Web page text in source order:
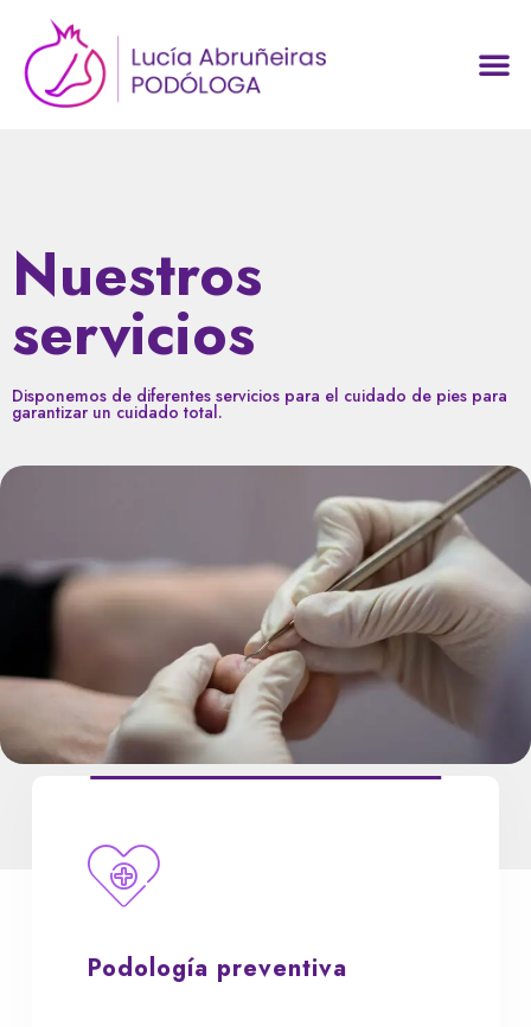
Nuestros
servicios
Disponemos de diferentes servicios para el cuidado de pies para
garantizar un cuidado total.
Podología preventiva